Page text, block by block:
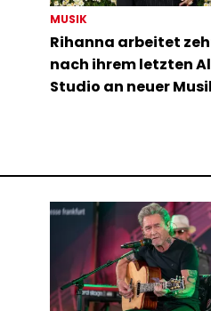
MUSIK
Rihanna arbeitet
nach ihrem letzten
Studio an neuer